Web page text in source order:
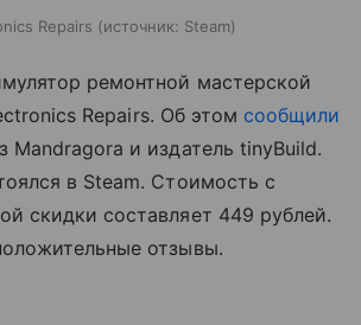
Repairs источник: Steam
ремонтной мастерской
Repairs. Об этом сообщили
Mandragora и издатель tinyBuild.
в Steam. Стоимость с
скидки составляет 449 рублей.
отзывы.